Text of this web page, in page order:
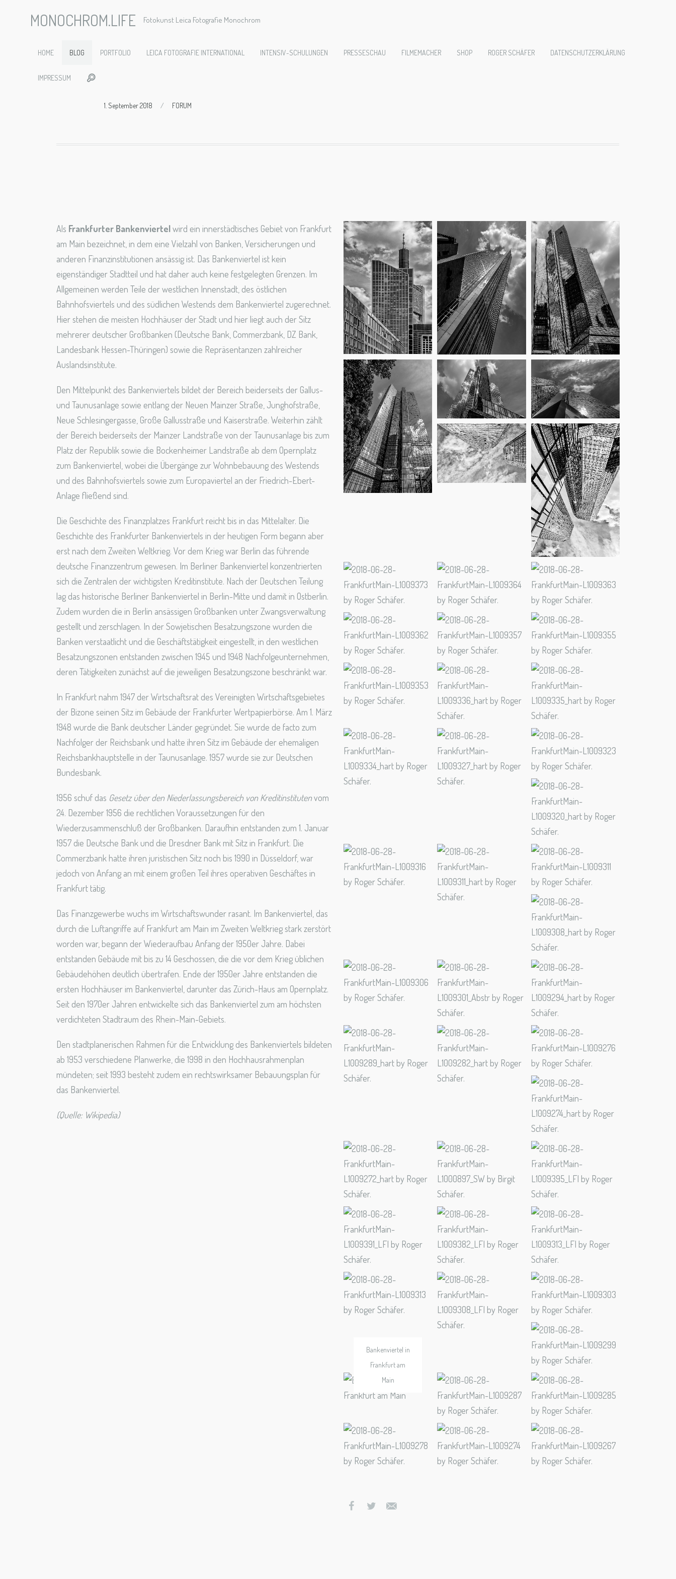
MONOCHROM.LIFE Fotokunst Leica Fotografie Monochrom
HOME BLOG PORTFOLIO LEICA FOTOGRAFIE INTERNATIONAL INTENSIV-SCHULUNGEN PRESSESCHAU FILMEMACHER SHOP ROGER SCHÄFER DATENSCHUTZERKLÄRUNG
IMPRESSUM
Bankenviertel in Frankfurt
1. September 2018 / FORUM
Als Frankfurter Bankenviertelwird ein innerstädtisches Gebiet von Frankfurt
am Main bezeichnet, in dem eine Vielzahl von Banken, Versicherungen und
anderen Finanzinstitutionen ansässig ist. Das Bankenviertel ist kein
eigenständiger Stadtteil und hat daher auch keine festgelegten Grenzen. Im
Allgemeinen werden Teile der westlichen Innenstadt, des östlichen
Bahnhofsviertels und des südlichen Westends dem Bankenviertel zugerechnet.
Hier stehen die meisten Hochhäuser der Stadt und hier liegt auch der Sitz
mehrerer deutscher Großbanken (Deutsche Bank, Commerzbank, DZ Bank,
Landesbank Hessen-Thüringen) sowie die Repräsentanzen zahlreicher
Auslandsinstitute.
Den Mittelpunkt des Bankenviertels bildet der Bereich beiderseits der Gallus-
und Taunusanlage sowie entlang der Neuen Mainzer Straße, Junghofstraße,
Neue Schlesingergasse, Große Gallusstraße und Kaiserstraße. Weiterhin zählt
der Bereich beiderseits der Mainzer Landstraße von der Taunusanlage bis zum
Platz der Republik sowie die Bockenheimer Landstraße ab dem Opernplatz
zum Bankenviertel, wobei die Übergänge zur Wohnbebauung des Westends
und des Bahnhofsviertels sowie zum Europaviertel an der Friedrich-Ebert-
Anlage fließend sind.
Die Geschichte des Finanzplatzes Frankfurt reicht bis in das Mittelalter. Die
Geschichte des Frankfurter Bankenviertels in der heutigen Form begann aber
erst nach dem Zweiten Weltkrieg. Vor dem Krieg war Berlin das führende
deutsche Finanzzentrum gewesen. Im Berliner Bankenviertel konzentrierten
sich die Zentralen der wichtigsten Kreditinstitute. Nach der Deutschen Teilung
lag das historische Berliner Bankenviertel in Berlin-Mitte und damit in Ostberlin.
Zudem wurden die in Berlin ansässigen Großbanken unter Zwangsverwaltung
gestellt und zerschlagen. In der Sowjetischen Besatzungszone wurden die
Banken verstaatlicht und die Geschäftstätigkeit eingestellt, in den westlichen
Besatzungszonen entstanden zwischen 1945 und 1948 Nachfolgeunternehmen,
deren Tätigkeiten zunächst auf die jeweiligen Besatzungszone beschränkt war.
In Frankfurt nahm 1947 der Wirtschaftsrat des Vereinigten Wirtschaftsgebietes
der Bizone seinen Sitz im Gebäude der Frankfurter Wertpapierbörse. Am 1. März
1948 wurde die Bank deutscher Länder gegründet. Sie wurde de facto zum
Nachfolger der Reichsbank und hatte ihren Sitz im Gebäude der ehemaligen
Reichsbankhauptstelle in der Taunusanlage. 1957 wurde sie zur Deutschen
Bundesbank.
1956 schuf das Gesetz über den Niederlassungsbereich von Kreditinstitutenvom
24. Dezember 1956 die rechtlichen Voraussetzungen für den
Wiederzusammenschluß der Großbanken. Daraufhin entstanden zum 1. Januar
1957 die Deutsche Bank und die Dresdner Bank mit Sitz in Frankfurt. Die
Commerzbank hatte ihren juristischen Sitz noch bis 1990 in Düsseldorf, war
jedoch von Anfang an mit einem großen Teil ihres operativen Geschäftes in
Frankfurt tätig.
Das Finanzgewerbe wuchs im Wirtschaftswunder rasant. Im Bankenviertel, das
durch die Luftangriffe auf Frankfurt am Main im Zweiten Weltkrieg stark zerstört
worden war, begann der Wiederaufbau Anfang der 1950er Jahre. Dabei
entstanden Gebäude mit bis zu 14 Geschossen, die die vor dem Krieg üblichen
Gebäudehöhen deutlich übertrafen. Ende der 1950er Jahre entstanden die
ersten Hochhäuser im Bankenviertel, darunter das Zürich-Haus am Opernplatz.
Seit den 1970er Jahren entwickelte sich das Bankenviertel zum am höchsten
verdichteten Stadtraum des Rhein-Main-Gebiets.
Den stadtplanerischen Rahmen für die Entwicklung des Bankenviertels bildeten
ab 1953 verschiedene Planwerke, die 1998 in den Hochhausrahmenplan
mündeten; seit 1993 besteht zudem ein rechtswirksamer Bebauungsplan für
das Bankenviertel.
(Quelle: Wikipedia)
Bankenviertel in
Frankfurt am
Main